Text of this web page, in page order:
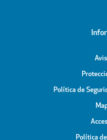
Política de
Política